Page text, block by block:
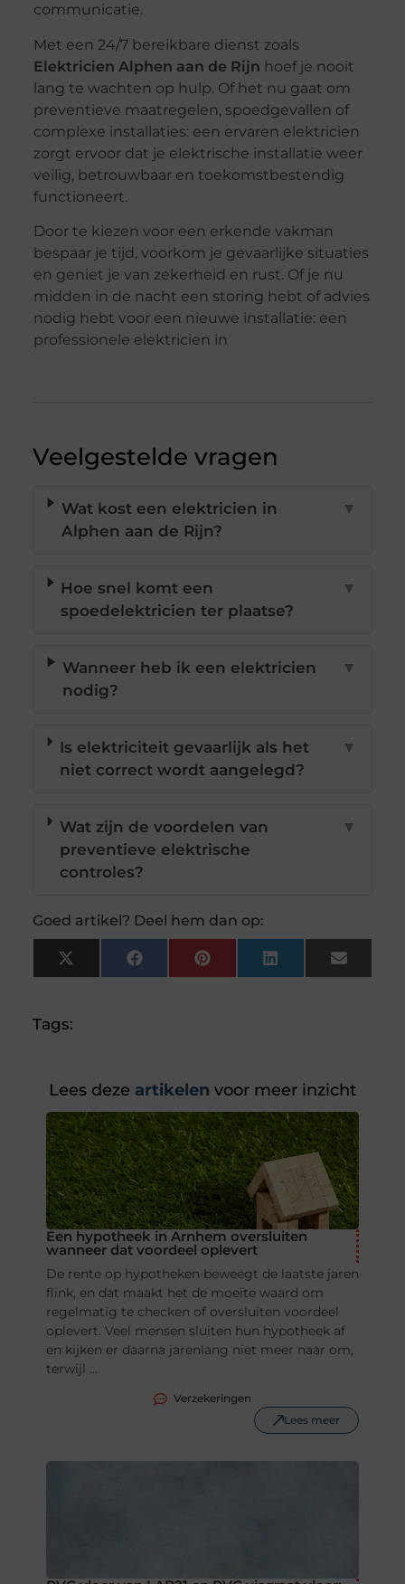
communicatie.
Met een 24/7 bereikbare dienst zoals
Elektricien Alphen aan de Rijn hoef je nooit
lang te wachten op hulp. Of het nu gaat om
preventieve maatregelen, spoedgevallen of
complexe installaties: een ervaren elektricien
zorgt ervoor dat je elektrische installatie weer
veilig, betrouwbaar en toekomstbestendig
functioneert.
Door te kiezen voor een erkende vakman
bespaar je tijd, voorkom je gevaarlijke situaties
en geniet je van zekerheid en rust. Of je nu
midden in de nacht een storing hebt of advies
nodig hebt voor een nieuwe installatie: een
professionele elektricien in
Veelgestelde vragen
Wat kost een elektricien in
Alphen aan de Rijn?
▼
Hoe snel komt een
spoedelektricien ter plaatse?
▼
Wanneer heb ik een elektricien
nodig?
▼
Is elektriciteit gevaarlijk als het
niet correct wordt aangelegd?
▼
Wat zijn de voordelen van
preventieve elektrische
controles?
▼
Goed artikel? Deel hem dan op:
X
(Twitter)
FacebookPinterestLinkedInEmail
Tags:
Lees deze artikelen voor meer inzicht
Een hypotheek in Arnhem oversluiten
wanneer dat voordeel oplevert
De rente op hypotheken beweegt de laatste jaren
flink, en dat maakt het de moeite waard om
regelmatig te checken of oversluiten voordeel
oplevert. Veel mensen sluiten hun hypotheek af
en kijken er daarna jarenlang niet meer naar om,
terwijl ...
Verzekeringen
Lees meer